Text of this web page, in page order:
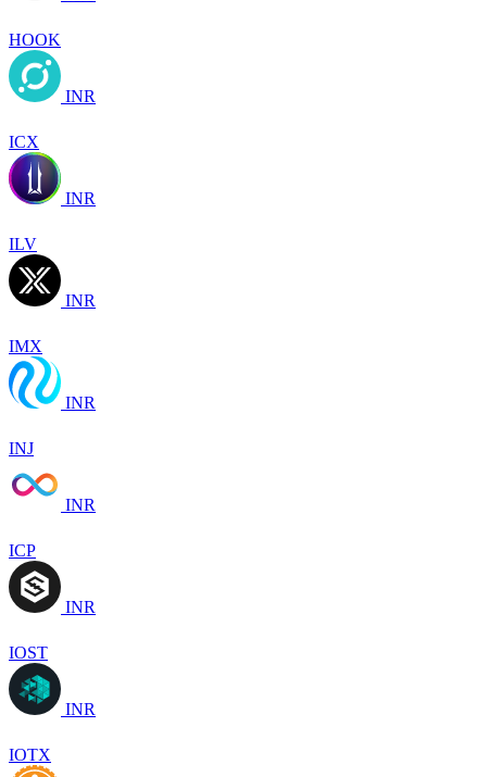
HOOK
INR
ICX
INR
ILV
INR
IMX
INR
INJ
INR
ICP
INR
IOST
INR
IOTX